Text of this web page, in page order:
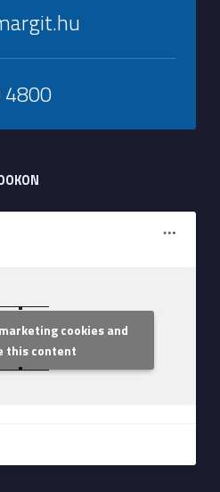
4800
Kórház
cookies and
this content